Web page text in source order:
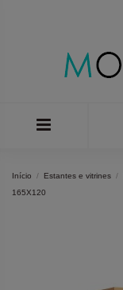
Início Estantes e vitrines
165X120